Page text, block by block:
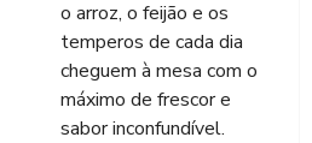
o arroz, o feijão e os
temperos de cada dia
cheguem à mesa com o
máximo de frescor e
sabor inconfundível.